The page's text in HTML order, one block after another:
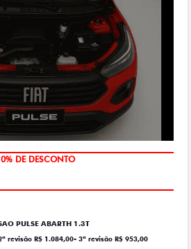
MÃO DE OBRA
PULSE ABARTH 1.3T
revisão R$ 1.084,00- 3ª revisão R$ 953,00